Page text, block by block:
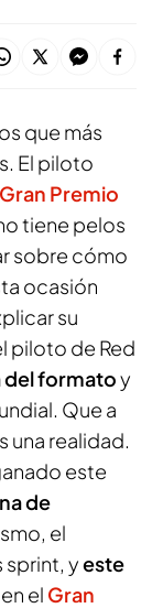
que más
El piloto
Premio
tiene pelos
sobre cómo
ocasión
su
piloto de Red
del formatoy
Que a
una realidad.
este
de
el
sprint, yeste
en el Gran